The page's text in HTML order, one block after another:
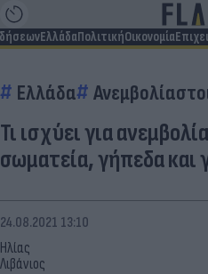
ΕλλάδαΠολιτικήΟικονομία
Ελλάδα
Τι ισχύει για
σωματεία, γήπεδα και
Ηλίας
Λιβάνιος
24.08.2021 13:10